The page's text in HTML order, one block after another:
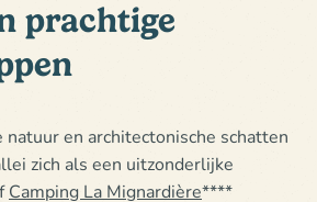
prachtige
en architectonische schatten
zich als een uitzonderlijke
Camping La Mignardière****